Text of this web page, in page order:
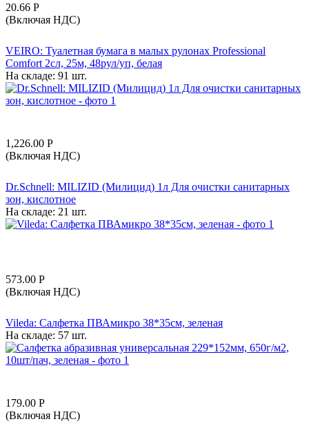
20.66 Р
(Включая НДС)
VEIRO: Туалетная бумага в малых рулонах Professional
Comfort 2сл, 25м, 48рул/уп, белая
На складе: 91 шт.
1,226.00 Р
(Включая НДС)
Dr.Schnell: MILIZID (Милицид) 1л Для очистки санитарных
зон, кислотное
На складе: 21 шт.
573.00 Р
(Включая НДС)
Vileda: Салфетка ПВАмикро 38*35см, зеленая
На складе: 57 шт.
179.00 Р
(Включая НДС)